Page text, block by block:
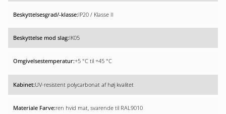
IP20 / Klasse II
IK05
+5 °C til +45 °C
UV-resistent polycarbonat af høj kvalitet
ren hvid mat, svarende til RAL9010